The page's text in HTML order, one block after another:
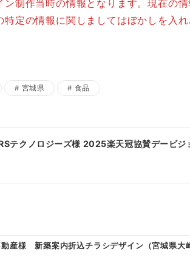
制作当時の情報となります。現在の
定の情報に関しましてはぼかしを入れ
宮城県 食品
テクノロジーズ様 2025楽天冠協賛デービジ
産様 新築案内折込チラシデザイン（宮城県大